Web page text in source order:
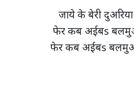
जाये के बेरी
फेर कब अईबs
फेर कब अईबs